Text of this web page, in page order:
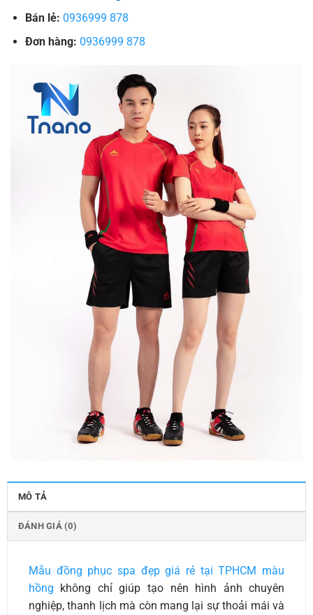
Bán lẻ: 0936999 878
Đơn hàng: 0936999 878
MÔ TẢ
ĐÁNH GIÁ (0)
Mẫu đồng phục spa đẹp giá rẻ tại TPHCM màu
hồng không chỉ giúp tạo nên hình ảnh chuyên
nghiệp, thanh lịch mà còn mang lại sự thoải mái và